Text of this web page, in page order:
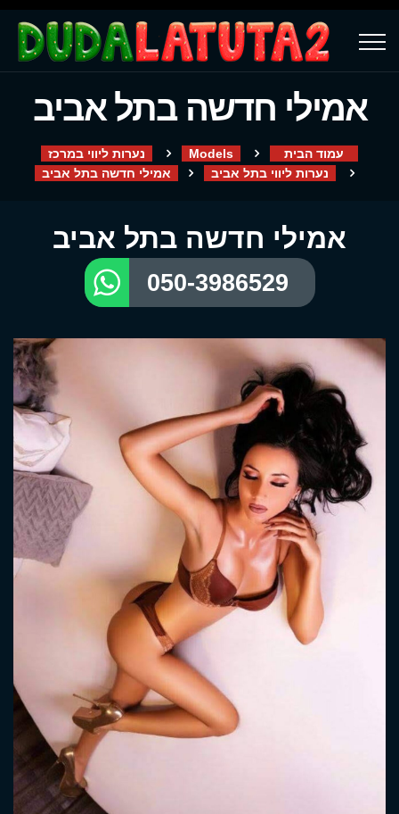
אמילי חדשה בתל אביב
עמוד הבית Models
נערות ליווי במרכז
נערות ליווי בתל אביב
אמילי חדשה בתל אביב
אמילי חדשה בתל אביב
050-3986529